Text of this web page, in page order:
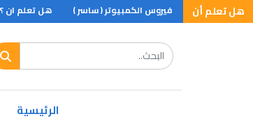
هل تعلم أن
.. ؟ فيروس الكمبيوتر ( ساسر ) هل تعلم ان ؟
الرئيسية